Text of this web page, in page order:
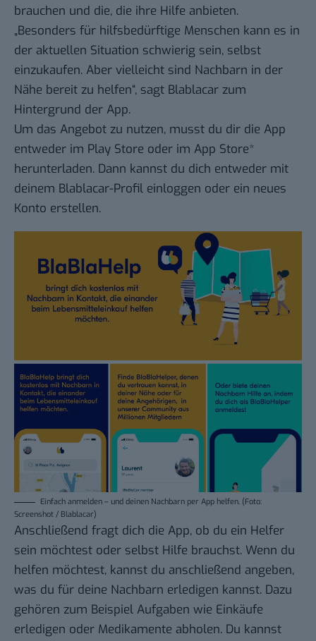
brauchen und die, die ihre Hilfe anbieten.
„Besonders für hilfsbedürftige Menschen kann es in
der aktuellen Situation schwierig sein, selbst
einzukaufen. Aber vielleicht sind Nachbarn in der
Nähe bereit zu helfen“, sagt Blablacar zum
Hintergrund der App.
Um das Angebot zu nutzen, musst du dir die App
entweder im Play Store oder im App Store*
herunterladen. Dann kannst du dich entweder mit
deinem Blablacar-Profil einloggen oder ein neues
Konto erstellen.
Einfach anmelden – und deinen Nachbarn per App helfen. (Foto:
Screenshot / Blablacar)
Anschließend fragt dich die App, ob du ein Helfer
sein möchtest oder selbst Hilfe brauchst. Wenn du
helfen möchtest, kannst du anschließend angeben,
was du für deine Nachbarn erledigen kannst. Dazu
gehören zum Beispiel Aufgaben wie Einkäufe
erledigen oder Medikamente abholen. Du kannst